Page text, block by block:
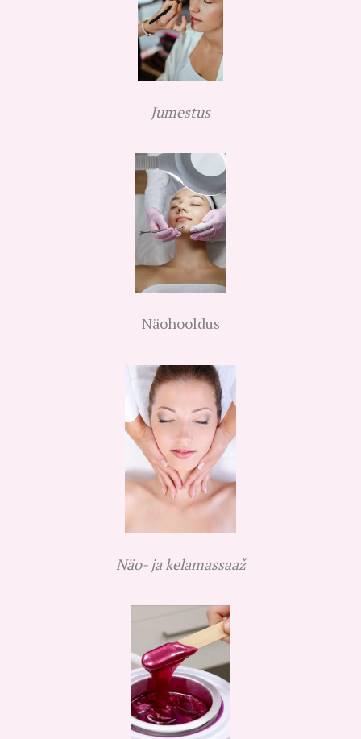
Jumestus
Näohooldus
Näo- ja kelamassaaž